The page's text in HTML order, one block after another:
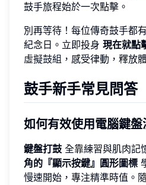
鼓手旅程始於一次點擊。
別再等待！每位傳奇鼓手都
紀念日。立即投身 現在就點
虛擬鼓組 ，感受律動，釋放
鼓手新手常見問答
如何有效使用電腦鍵盤
鍵盤打鼓 全靠練習與肌肉記
角的『顯示按鍵』圓形圖標
慢速開始，專注精準時值。